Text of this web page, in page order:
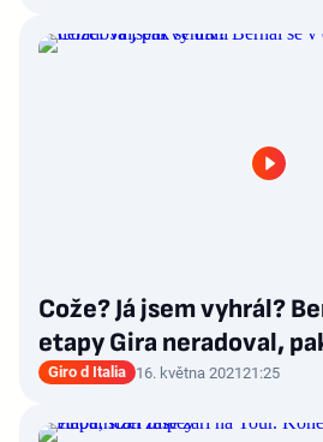
Cože? Já jsem vyhrál?
etapy Gira neradoval,
Giro d Italia 16. května 202121:25